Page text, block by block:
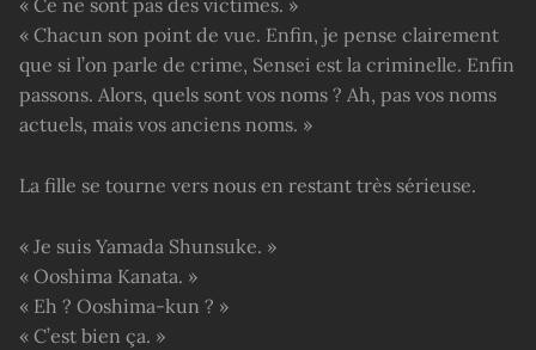
« Ce ne sont pas des victimes. »
« Chacun son point de vue. Enfin, je pense clairement
que si l’on parle de crime, Sensei est la criminelle. Enfin
passons. Alors, quels sont vos noms ? Ah, pas vos noms
actuels, mais vos anciens noms. »
La fille se tourne vers nous en restant très sérieuse.
« Je suis Yamada Shunsuke. »
« Ooshima Kanata. »
« Eh ? Ooshima-kun ? »
« C’est bien ça. »